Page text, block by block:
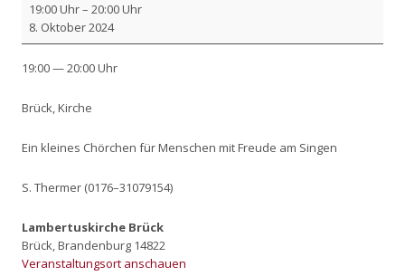
chen­
chor
19:00 Uhr– 20:00 Uhr
8. Okto­ber 2024
19:00 — 20:00 Uhr
Brück, Kir­che
Ein klei­nes Chör­chen für Men­schen mit Freu­de am Sin­gen
S. Ther­mer (0176–31079154)
Lambertuskirche Brück
Brück,Brandenburg 14822
Veranstaltungsort anschauen